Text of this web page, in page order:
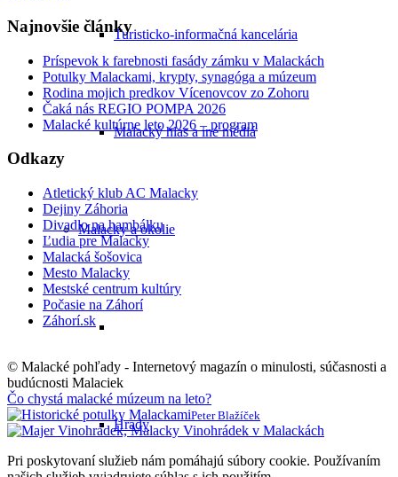
Turisticko-informačná kancelária
Malacký hlas a iné médiá
Malacky a okolie
Hrady
Najnovšie články
Príspevok k farebnosti fasády zámku v Malackách
Potulky Malackami, krypty, synagóga a múzeum
Rodina mojich predkov Vícenovcov zo Zohoru
Čaká nás REGIO POMPA 2026
Malacké kultúrne leto 2026 – program
Odkazy
Atletický klub AC Malacky
Dejiny Záhoria
Divadlo na hambálku
Ľudia pre Malacky
Malacká šošovica
Mesto Malacky
Mestské centrum kultúry
Počasie na Záhorí
Záhorí.sk
© Malacké pohľady - Internetový magazín o minulosti, súčasnosti a
budúcnosti Malaciek
Čo chystá malacké múzeum na leto?
Peter Blažíček
Vinohrádek v Malackách
Pri poskytovaní služieb nám pomáhajú súbory cookie. Používaním